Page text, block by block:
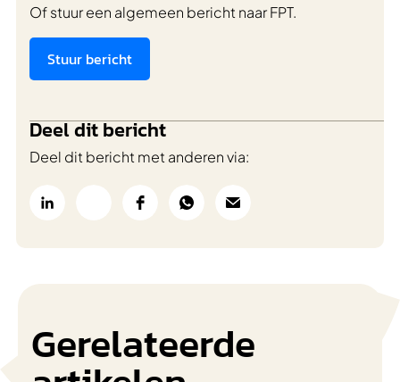
Of stuur een algemeen bericht naar FPT.
Stuur bericht
Deel dit bericht
Deel dit bericht met anderen via:
Gerelateerde